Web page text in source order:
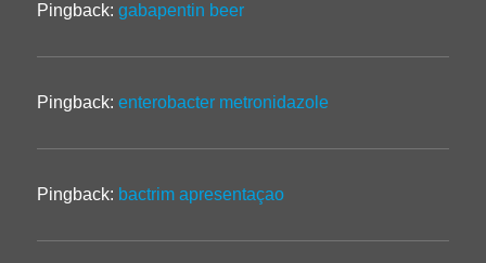
Pingback:gabapentin beer
Pingback:enterobacter metronidazole
Pingback: bactrim apresentaçao